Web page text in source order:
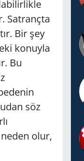
Satrançta
Bir şey
konuyla
Bu
söz
olur,